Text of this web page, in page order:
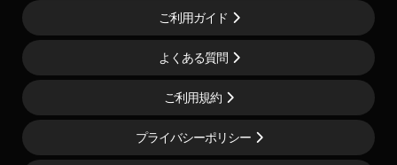
ご利用ガイド
よくある質問
ご利用規約
プライバシーポリシー